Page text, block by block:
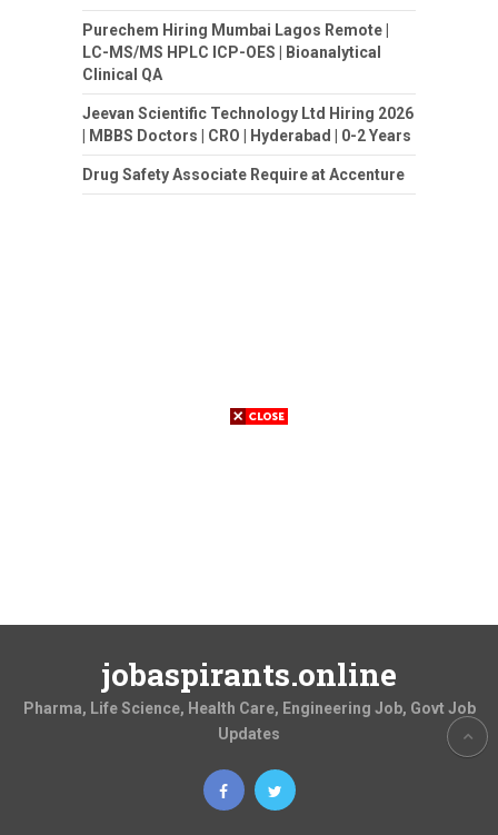
Purechem Hiring Mumbai Lagos Remote |
LC-MS/MS HPLC ICP-OES | Bioanalytical
Clinical QA
Jeevan Scientific Technology Ltd Hiring 2026
| MBBS Doctors | CRO | Hyderabad | 0-2 Years
Drug Safety Associate Require at Accenture
jobaspirants.online
Pharma, Life Science, Health Care, Engineering Job, Govt Job
Updates